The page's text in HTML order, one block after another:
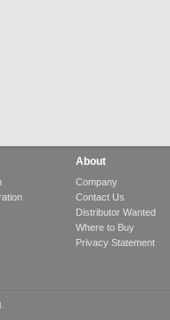
About
Company
Contact Us
Distributor Wanted
Where to Buy
Privacy Statement